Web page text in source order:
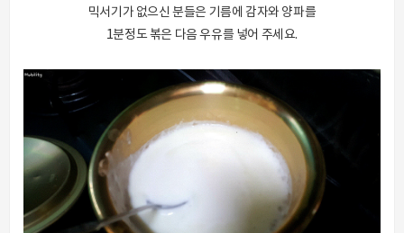
믹서기가 없으신 분들은 기름에 감자와 양파를
1분정도 볶은 다음 우유를 넣어 주세요.